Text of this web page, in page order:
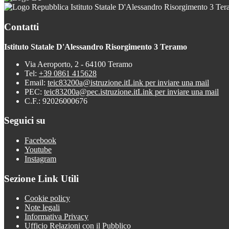
Istituto Statale D'Alessandro Risorgimento 3
Contatti
Istituto Statale D'Alessandro Risorgimento 3 Teramo
Via Aeroporto, 2 - 64100 Teramo
Tel: +39 0861 415628
Email: teic83200a@istruzione.itLink per inviare una mail
PEC: teic83200a@pec.istruzione.itLink per inviare una mail
C.F.: 92026000676
Seguici su
Facebook
Youtube
Instagram
Sezione Link Utili
Cookie policy
Note legali
Informativa Privacy
Ufficio Relazioni con il Pubblico